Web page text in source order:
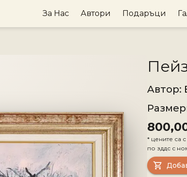
За Нас Автори Подаръци
Aвтор:
* цените са
по зддс с